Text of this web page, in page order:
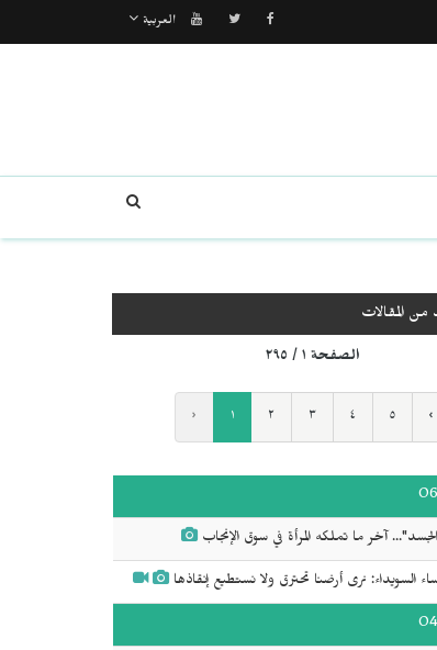
العربية
من المقالات
الصفحة ١ / ٢٩٥
‹ ١ ٢ ٣ ٤ ٥ ›
آخر ما تملكه المرأة في سوق الإنجاب
السويداء: نرى أرضنا تحترق ولا نستطيع إنقاذها